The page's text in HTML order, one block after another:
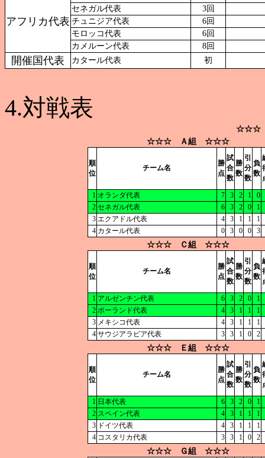
アフリカ代表
セネガル代表
3回
チュニジア代表
6回
モロッコ代表
6回
カメルーン代表
8回
開催国代表 カタール代表 初
4.対戦表
☆☆☆
☆☆☆ Ａ組 ☆☆☆
順
位
チーム名
勝
点
試
合
数
勝
数
引
分
数
負
数
1 オランダ代表 7 3 2 1
0
2 セネガル代表 6 3 2 0
1
3 エクアドル代表 4 3 1 1
1
4 カタール代表 0 3 0 0 3
☆☆☆ Ｃ組 ☆☆☆
順
位
チーム名
勝
点
試
合
数
勝
数
引
分
数
負
数
1 アルゼンチン代表 6 3 2 0
1
2 ポーランド代表 4 3 1 1
1
3 メキシコ代表 4 3 1 1
1
4 サウジアラビア代表 3 3 1 0 2
☆☆☆ Ｅ組 ☆☆☆
順
位
チーム名
勝
点
試
合
数
勝
数
引
分
数
負
数
1 日本代表 6 3 2 0
1
2 スペイン代表 4 3 1 1
1
3 ドイツ代表 4 3 1 1
1
4 コスタリカ代表 3 3 1 0 2
☆☆☆ Ｇ組 ☆☆☆